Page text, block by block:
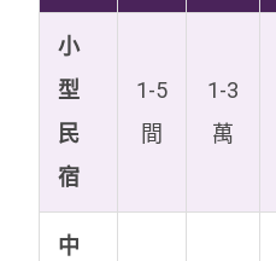
小
型
民
宿
1-5
間
1-3
萬
中